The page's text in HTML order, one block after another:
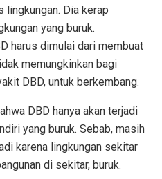
lingkungan. Dia kerap
yang buruk.
harus dimulai dari membuat
memungkinkan bagi
DBD, untuk berkembang.
DBD hanya akan terjadi
yang buruk. Sebab, masih
karena lingkungan sekitar
di sekitar, buruk.